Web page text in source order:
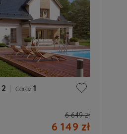
2 Garaż 1
6 649 zł
6 149 zł